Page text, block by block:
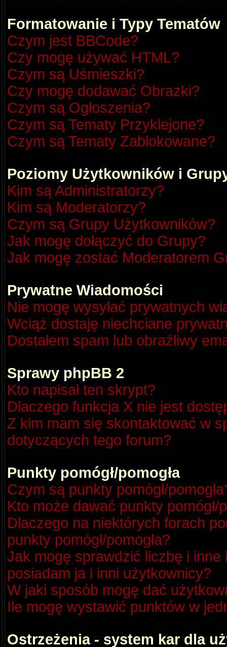
Formatowanie i Typy Tematów
Czym jest BBCode?
Czy mogę używać HTML?
Czym są Uśmieszki?
Czy mogę dodawać Obrazki?
Czym są Ogłoszenia?
Czym są Tematy Przyklejone?
Czym są Tematy Zablokowane?
Poziomy Użytkowników i
Kim są Administratorzy?
Kim są Moderatorzy?
Czym są Grupy Użytkowników?
Jak mogę dołączyć do Grupy?
Jak mogę zostać Moderatorem
Prywatne Wiadomości
Nie mogę wysyłać prywatnych
Wciąż dostaję niechciane
Dostałem spam lub obraźliwy
Sprawy phpBB 2
Kto napisał ten skrypt?
Dlaczego funkcja X nie jest
Z kim mam się skontaktować w
dotyczących tego forum?
Punkty pomógł/pomogła
Czym są punkty pomógł/
Kto może dawać punkty pomógł/
Dlaczego na niektórych forach
punkty pomógł/pomogła?
Jak mogę sprawdzić liczbę i
posiadam ja i inni użytkownicy?
W jaki sposób mogę dać
Ile mogę wystawić punktów w
Ostrzeżenia - system kar dla